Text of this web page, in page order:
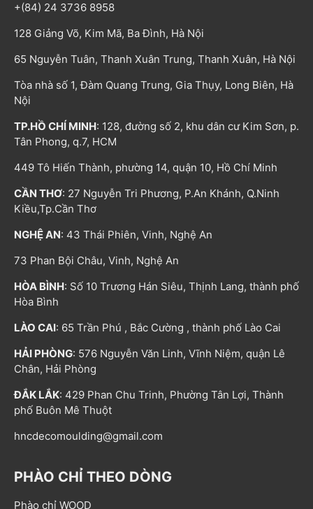
+(84) 24 3736 8958
128 Giảng Võ, Kim Mã, Ba Đình, Hà Nội
65 Nguyễn Tuân, Thanh Xuân Trung, Thanh Xuân, Hà Nội
Tòa nhà số 1, Đàm Quang Trung, Gia Thụy, Long Biên, Hà
Nội
TP.HỒ CHÍ MINH: 128, đường số 2, khu dân cư Kim Sơn, p.
Tân Phong, q.7, HCM
449 Tô Hiến Thành, phường 14, quận 10, Hồ Chí Minh
CẦN THƠ: 27 Nguyễn Tri Phương, P.An Khánh, Q.Ninh
Kiều,Tp.Cần Thơ
NGHỆ AN: 43 Thái Phiên, Vinh, Nghệ An
73 Phan Bội Châu, Vinh, Nghệ An
HÒA BÌNH: Số 10 Trương Hán Siêu, Thịnh Lang, thành phố
Hòa Bình
LÀO CAI: 65 Trần Phú , Bắc Cường , thành phố Lào Cai
HẢI PHÒNG: 576 Nguyễn Văn Linh, Vĩnh Niệm, quận Lê
Chân, Hải Phòng
ĐẮK LẮK: 429 Phan Chu Trinh, Phường Tân Lợi, Thành
phố Buôn Mê Thuột
hncdecomoulding@gmail.com
PHÀO CHỈ THEO DÒNG
Phào chỉ WOOD